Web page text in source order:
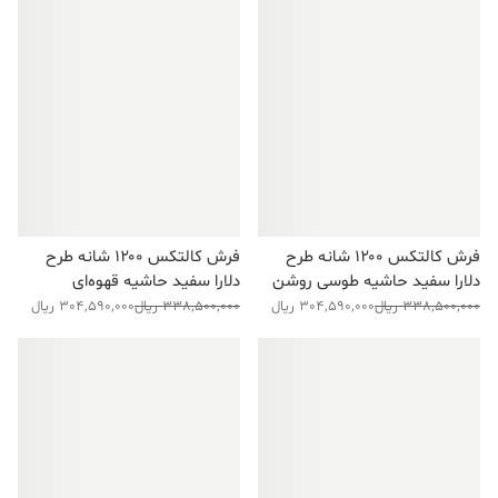
فرش کالتکس ۱۲۰۰ شانه طرح
دلارا سفید حاشیه طوسی روشن
338,500,000 ریال
قیمت
304,590,000 ریال
قیمت
فرش کالتکس ۱۲۰۰ شانه طرح
دلارا سفید حاشیه قهوه‌ای
338,500,000 ریال
قیمت
304,590,000 ریال
قیمت